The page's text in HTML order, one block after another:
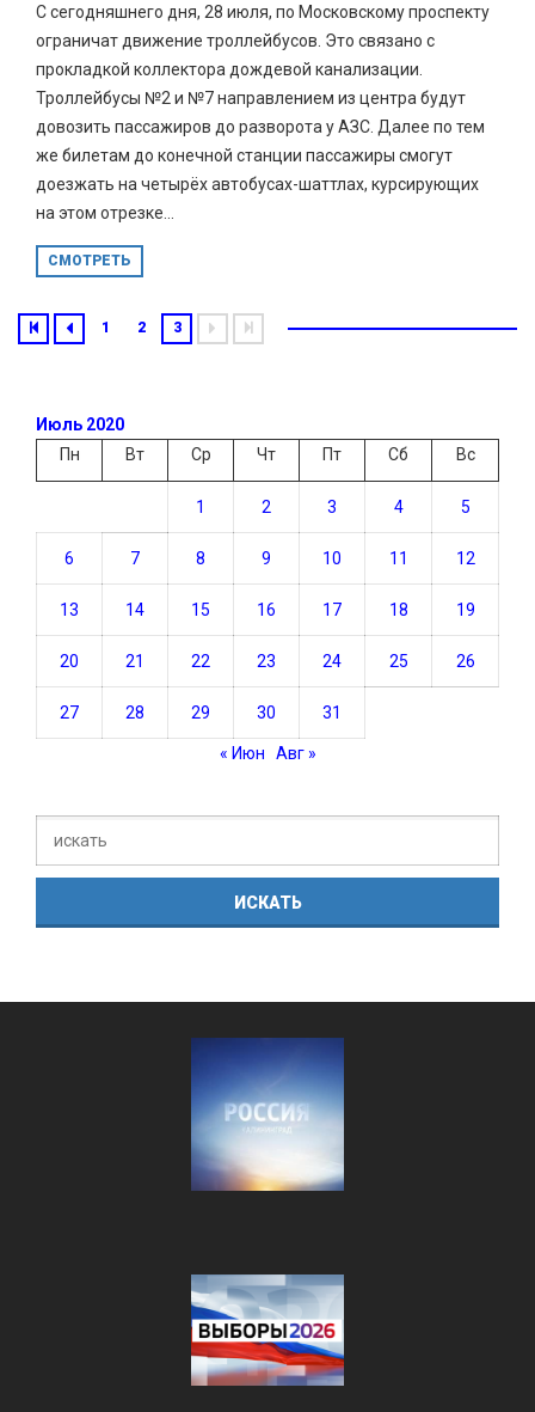
С сегодняшнего дня, 28 июля, по Московскому проспекту
ограничат движение троллейбусов. Это связано с
прокладкой коллектора дождевой канализации.
Троллейбусы №2 и №7 направлением из центра будут
довозить пассажиров до разворота у АЗС. Далее по тем
же билетам до конечной станции пассажиры смогут
доезжать на четырёх автобусах-шаттлах, курсирующих
на этом отрезке...
СМОТРЕТЬ
1 2 3
Июль 2020
Пн
Вт Ср Чт Пт Сб Вс
1 2 3 4 5
6 7 8 9 10 11 12
13 14 15 16 17 18 19
20 21 22 23 24 25 26
27 28 29 30 31
« Июн Авг »